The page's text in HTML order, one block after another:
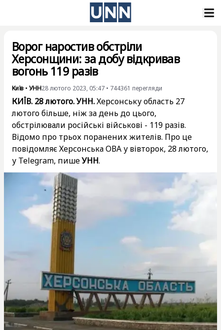
Ворог наростив обстріли
Херсонщини: за добу відкривав
вогонь 119 разів
Київ • УНН28 лютого 2023, 05:47 • 744361 перегляди
КИЇВ. 28 лютого. УНН.Херсонську область 27
лютого більше, ніж за день до цього,
обстрілювали російські військові - 119 разів.
Відомо про трьох поранених жителів. Про це
повідомляє Херсонська ОВА у вівторок, 28 лютого,
у Telegram, пишеУНН.